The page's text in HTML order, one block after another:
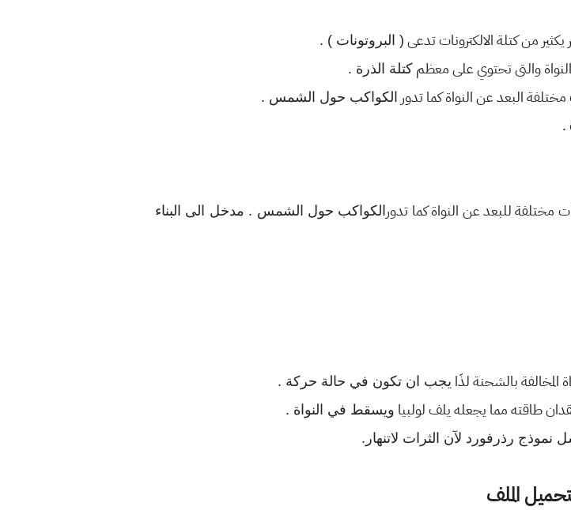
( البروتونات ) .
كتلة الذرة .
الكواكب حول الشمس .
مختلفة للبعد عن النواة كما تدور الكواكب حول الشمس . مدخل الى البناء
يجب ان تكون في حالة حركة .
ويسقط في النواة .
الملف